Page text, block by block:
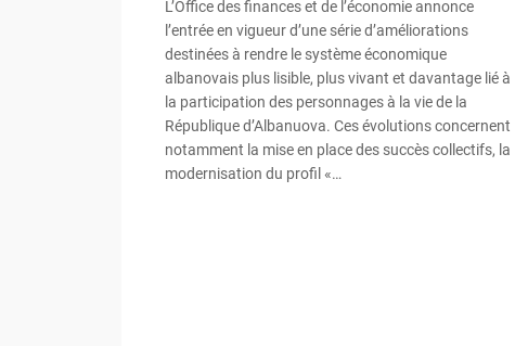
L’Office des finances et de l’économie annonce
l’entrée en vigueur d’une série d’améliorations
destinées à rendre le système économique
albanovais plus lisible, plus vivant et davantage lié à
la participation des personnages à la vie de la
République d’Albanuova. Ces évolutions concernent
notamment la mise en place des succès collectifs, la
modernisation du profil «…